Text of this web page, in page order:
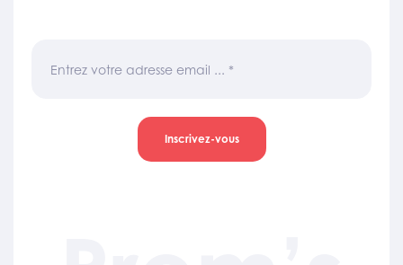
Entrez votre adresse email ... *
Inscrivez-vous